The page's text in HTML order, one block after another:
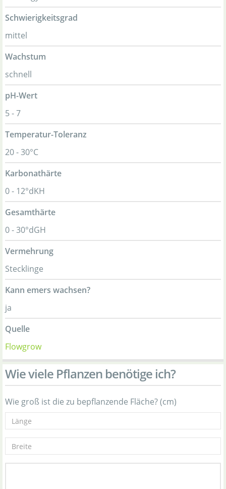
Schwierigkeitsgrad
mittel
Wachstum
schnell
pH-Wert
5 - 7
Temperatur-Toleranz
20 - 30°C
Karbonathärte
0 - 12°dKH
Gesamthärte
0 - 30°dGH
Vermehrung
Stecklinge
Kann emers wachsen?
ja
Quelle
Flowgrow
Wie viele Pflanzen benötige ich?
Wie groß ist die zu bepflanzende Fläche? (cm)